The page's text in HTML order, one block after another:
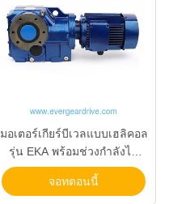
มอเตอร์เกียร์บีเวลแบบเฮลิคอล
รุ่น EKA พร้อมช่วงกำลังไฟ
0.18KW-200KW และอัตราทด
5-33000 พร้อมเพลาแบบกลวง
จอทตอนนี้